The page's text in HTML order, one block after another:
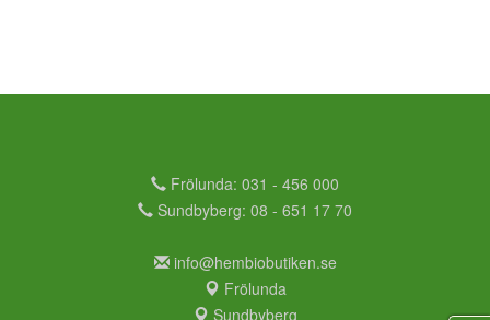
Frölunda: 031 - 456 000
Sundbyberg: 08 - 651 17 70
info@hembiobutiken.se
Frölunda
Sundbyberg